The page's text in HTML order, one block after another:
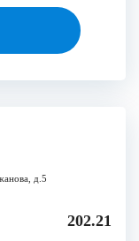
д.5
202.21